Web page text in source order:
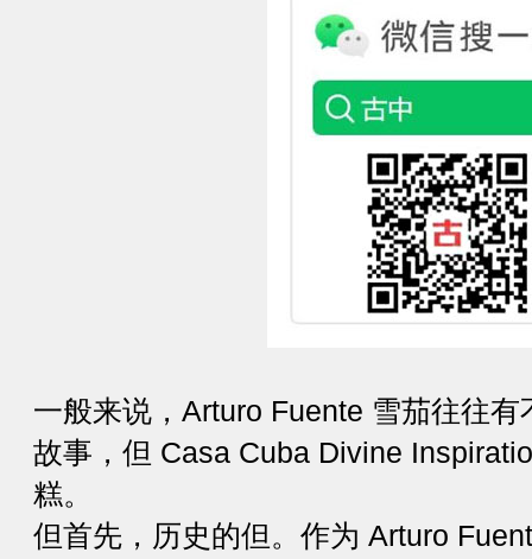
一般来说，Arturo Fuente 雪茄往往
故事，但 Casa Cuba Divine
糕。
但首先，历史的但。作为 Arturo